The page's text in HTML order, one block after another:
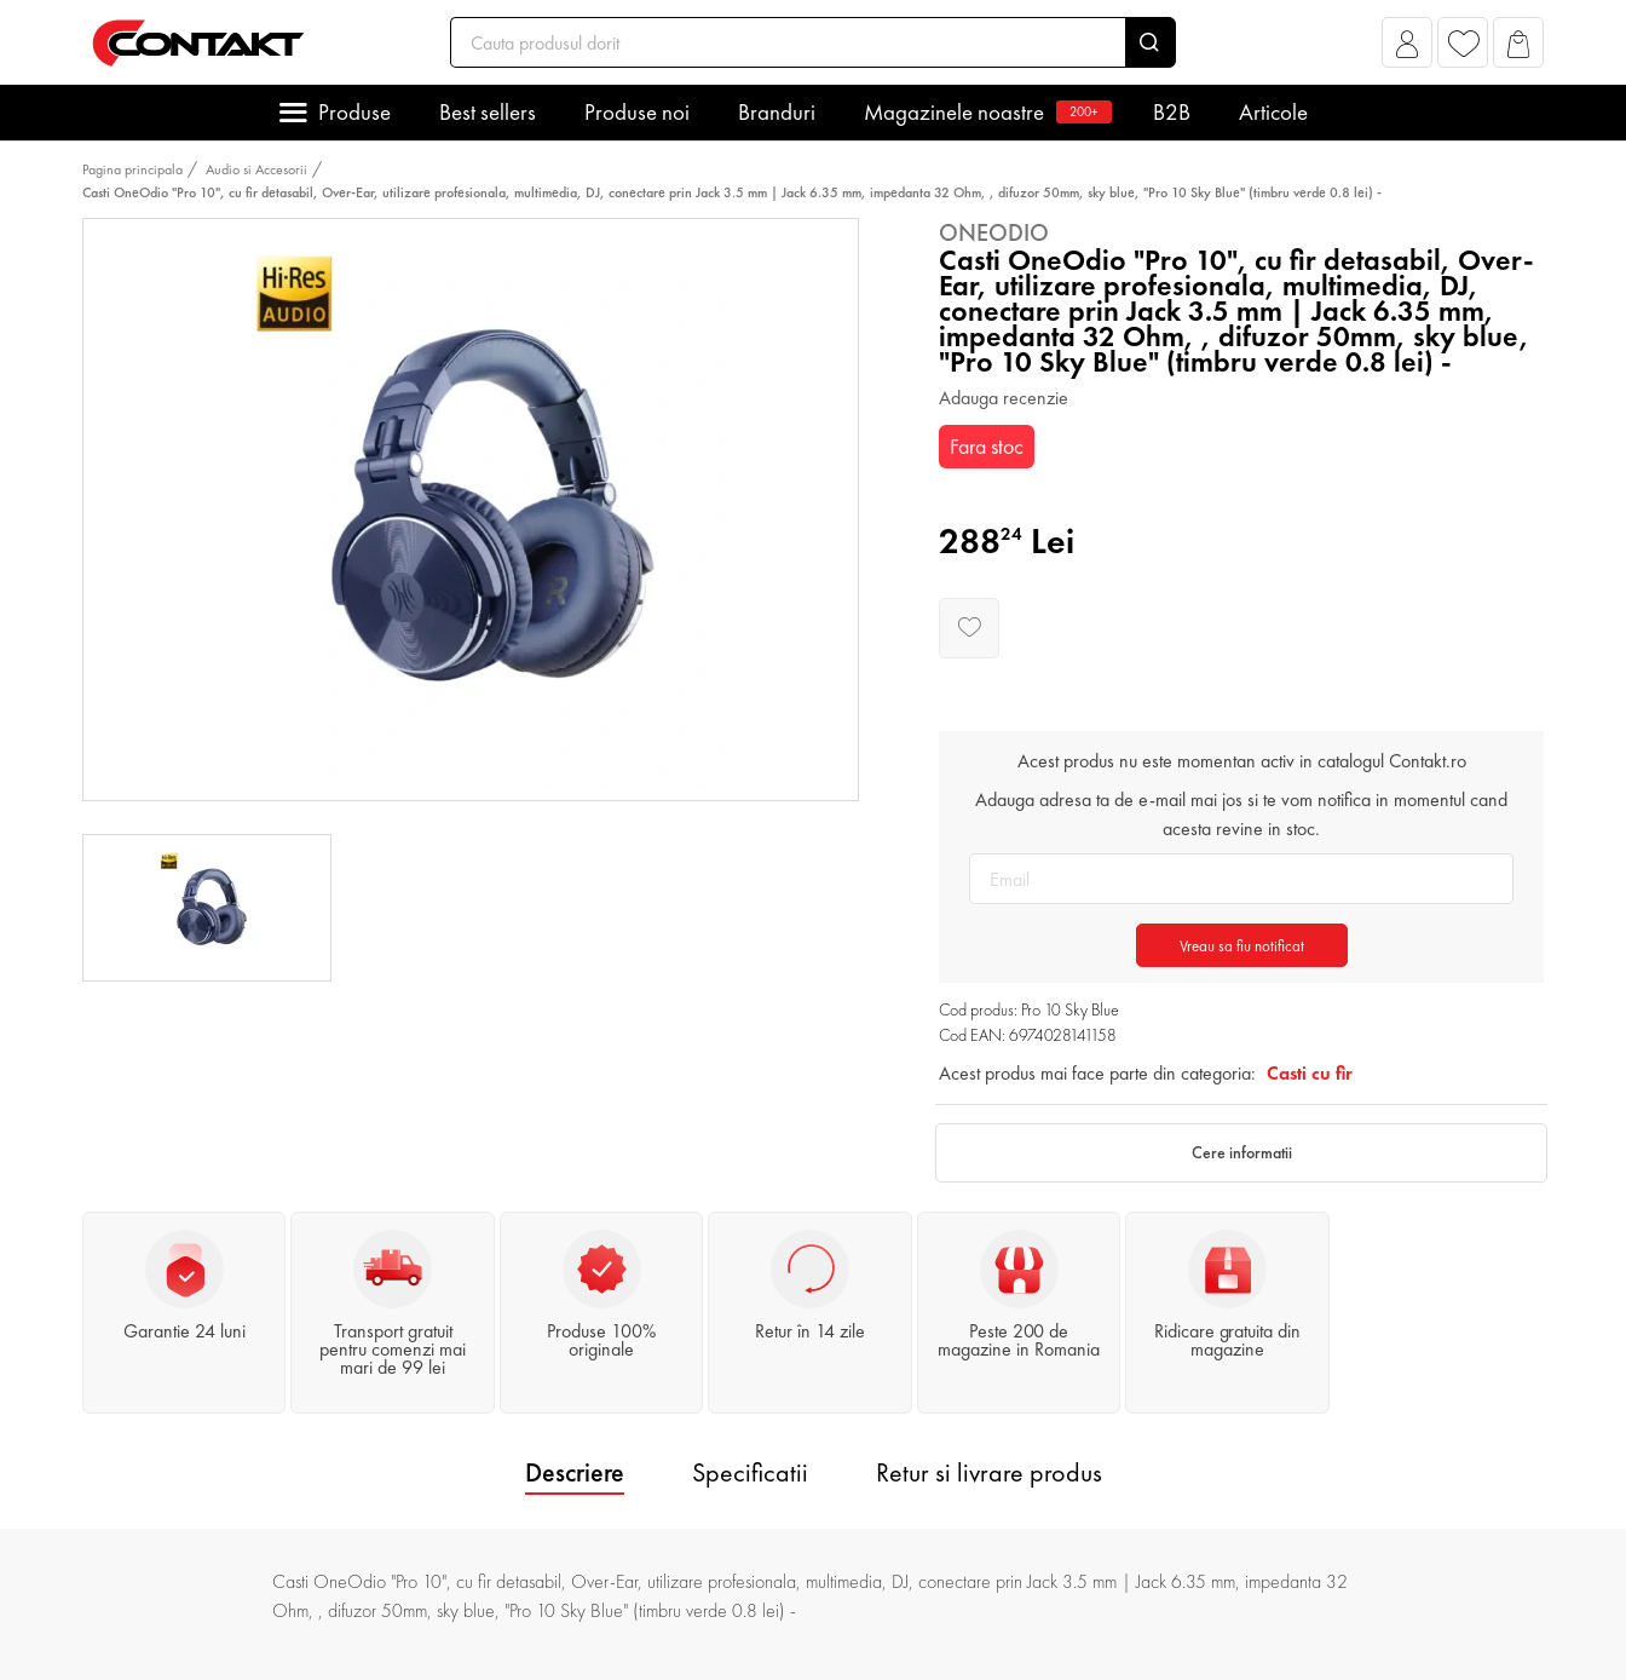
Produse Best sellers Produse noi Branduri Magazinele noastre 200+ B2B Articole
Pagina principala
Audio si Accesorii
Casti OneOdio "Pro 10", cu fir detasabil, Over-Ear, utilizare profesionala, multimedia, DJ, conectare prin Jack 3.5 mm | Jack 6.35 mm, impedanta 32 Ohm, , difuzor 50mm, sky blue, "Pro 10 Sky Blue" (timbru verde 0.8 lei) -
ONEODIO
Casti OneOdio "Pro 10", cu fir detasabil, Over-
Ear, utilizare profesionala, multimedia, DJ,
conectare prin Jack 3.5 mm | Jack 6.35 mm,
impedanta 32 Ohm, , difuzor 50mm, sky blue,
"Pro 10 Sky Blue" (timbru verde 0.8 lei) -
Adauga recenzie
Fara stoc
28824 Lei
Acest produs nu este momentan activ in catalogul Contakt.ro
Adauga adresa ta de e-mail mai jos si te vom notifica in momentul cand
acesta revine in stoc.
Vreau sa fiu notificat
Cod produs: Pro 10 Sky Blue
Cod EAN: 6974028141158
Acest produs mai face parte din categoria: Casti cu fir
Cere informatii
Garantie 24 luni Transport gratuit
pentru comenzi mai
mari de 99 lei
Produse 100%
originale
Retur în 14 zile Peste 200 de
magazine in Romania
Ridicare gratuita din
magazine
Descriere Specificatii Retur si livrare produs
Casti OneOdio "Pro 10", cu fir detasabil, Over-Ear, utilizare profesionala, multimedia, DJ, conectare prin Jack 3.5 mm | Jack 6.35 mm, impedanta 32
Ohm, , difuzor 50mm, sky blue, "Pro 10 Sky Blue" (timbru verde 0.8 lei) -